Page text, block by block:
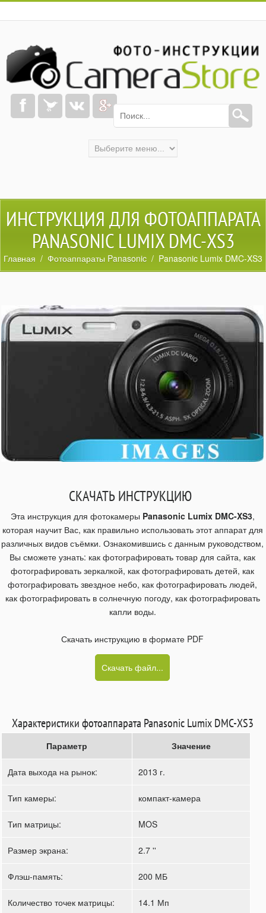
ИНСТРУКЦИЯ ДЛЯ ФОТОАППАРАТА
PANASONIC LUMIX DMC-XS3
Главная / Фотоаппараты Panasonic / Panasonic Lumix DMC-XS3
СКАЧАТЬ ИНСТРУКЦИЮ
Эта инструкция для фотокамеры Panasonic Lumix DMC-XS3,
которая научит Вас, как правильно использовать этот аппарат для
различных видов съёмки. Ознакомившись с данным руководством,
Вы сможете узнать: как фотографировать товар для сайта, как
фотографировать зеркалкой, как фотографировать детей, как
фотографировать звездное небо, как фотографировать людей,
как фотографировать в солнечную погоду, как фотографировать
капли воды.
Скачать инструкцию в формате PDF
Скачать файл...
Характеристики фотоаппарата Panasonic Lumix DMC-XS3
Параметр Значение
Дата выхода на рынок: 2013 г.
Тип камеры: компакт-камера
Тип матрицы: MOS
Размер экрана: 2.7 ''
Флэш-память: 200 МБ
Количество точек матрицы: 14.1 Мп